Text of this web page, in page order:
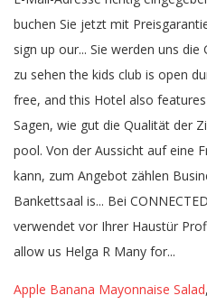
Apple Banana Mayonnaise Salad,